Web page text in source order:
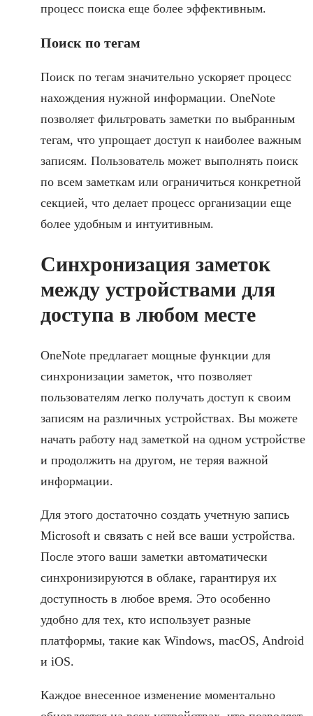
процесс поиска еще более эффективным.
Поиск по тегам
Поиск по тегам значительно ускоряет процесс
нахождения нужной информации. OneNote
позволяет фильтровать заметки по выбранным
тегам, что упрощает доступ к наиболее важным
записям. Пользователь может выполнять поиск
по всем заметкам или ограничиться конкретной
секцией, что делает процесс организации еще
более удобным и интуитивным.
Синхронизация заметок
между устройствами для
доступа в любом месте
OneNote предлагает мощные функции для
синхронизации заметок, что позволяет
пользователям легко получать доступ к своим
записям на различных устройствах. Вы можете
начать работу над заметкой на одном устройстве
и продолжить на другом, не теряя важной
информации.
Для этого достаточно создать учетную запись
Microsoft и связать с ней все ваши устройства.
После этого ваши заметки автоматически
синхронизируются в облаке, гарантируя их
доступность в любое время. Это особенно
удобно для тех, кто использует разные
платформы, такие как Windows, macOS, Android
и iOS.
Каждое внесенное изменение моментально